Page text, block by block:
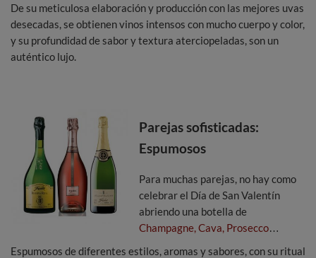
De su meticulosa elaboración y producción con las mejores uvas
desecadas, se obtienen vinos intensos con mucho cuerpo y color,
y su profundidad de sabor y textura aterciopeladas, son un
auténtico lujo.
Parejas sofisticadas:
Espumosos
Para muchas parejas, no hay como
celebrar el Día de San Valentín
abriendo una botella de
Champagne, Cava, Prosecco…
Espumosos de diferentes estilos, aromas y sabores, con su ritual